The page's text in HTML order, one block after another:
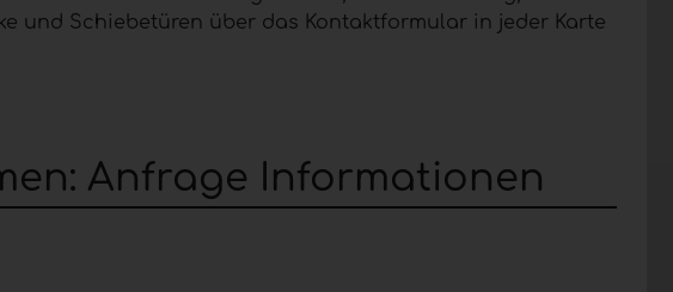
und Schiebetüren über das Kontaktformular in jeder Karte
Anfrage Informationen